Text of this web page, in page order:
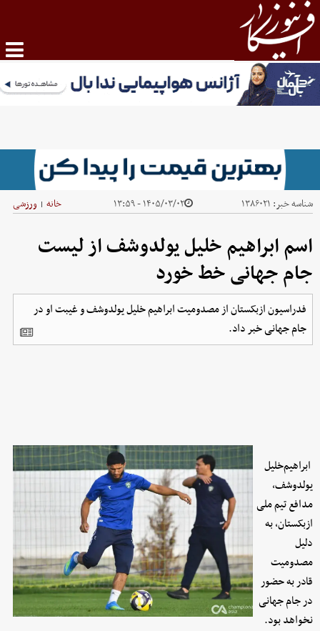
شناسه خبر: ۱۳۸۶۰۲۱ ۱۴۰۵/۰۳/۰۲ - ۱۳:۵۹ خانه | ورزشی
اسم ابراهیم خلیل یولدوشف از لیست
جام جهانی خط خورد
فدراسیون ازبکستان از مصدومیت ابراهیم خلیل یولدوشف و غیبت او در
جام جهانی خبر داد.
ابراهیم‌خلیل
یولدوشف،
مدافع تیم ملی
ازبکستان، به
دلیل
مصدومیت
قادر به حضور
در جام جهانی
نخواهد بود.